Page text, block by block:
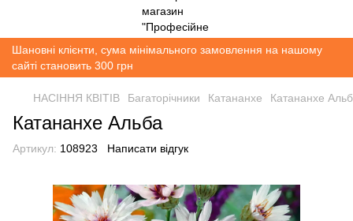
Шановні клієнти, сума мінімального замовлення на нашому
сайті становить 300 грн
НАСІННЯ КВІТІВ Багаторічники Катананхе Катананхе
Катананхе Альба
Артикул: 108923 Написати відгук